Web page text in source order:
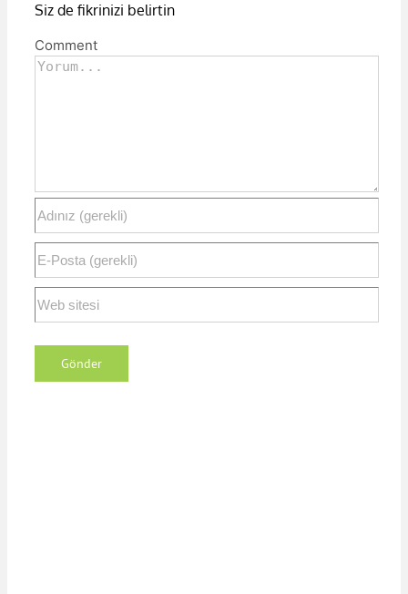
Siz de fikrinizi belirtin
Comment